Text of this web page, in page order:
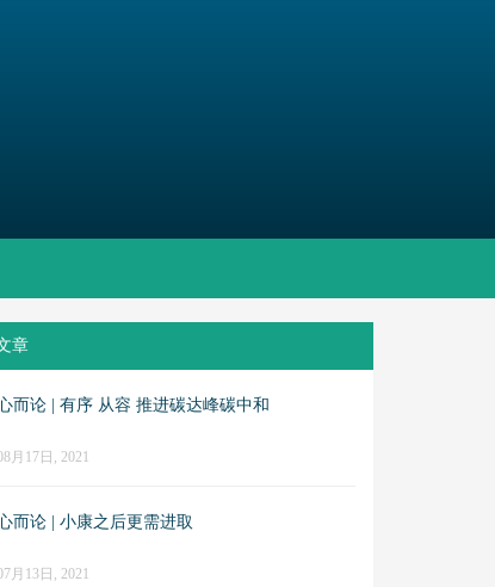
章
而论 | 有序 从容 推进碳达峰碳中和
月17日, 2021
而论 | 小康之后更需进取
月13日, 2021